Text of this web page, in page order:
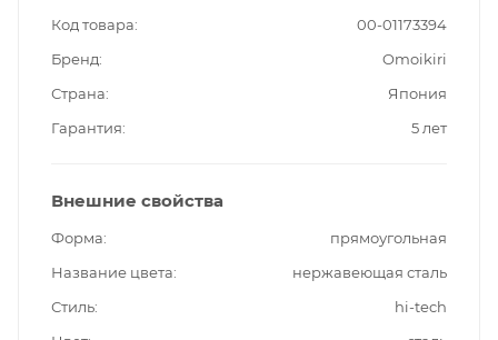
Код товара
00-01173394
Бренд
Omoikiri
Страна
Япония
Гарантия
5 лет
Внешние свойства
Форма
прямоугольная
Название цвета
нержавеющая сталь
Стиль
hi-tech